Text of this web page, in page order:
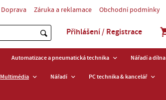
Doprava Záruka a reklamace Obchodní podmínky
Přihlášení / Registrace
Automatizace a pneumatická technika Nářadí a dílna
Multimédia Nářadí PC technika & kancelář